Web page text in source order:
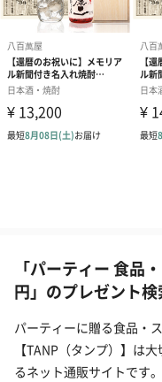
「パーティー 食
円」のプレゼント
パーティーに贈る食品・
【TANP（タンプ）】は
るネット通販サイトです